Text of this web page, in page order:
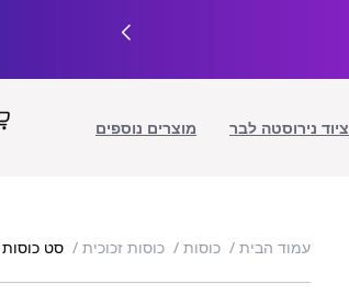
ציוד נירוסטה לבר מוצרים נוספים
עמוד הבית כוסות כוסות זכוכית סט כוסות